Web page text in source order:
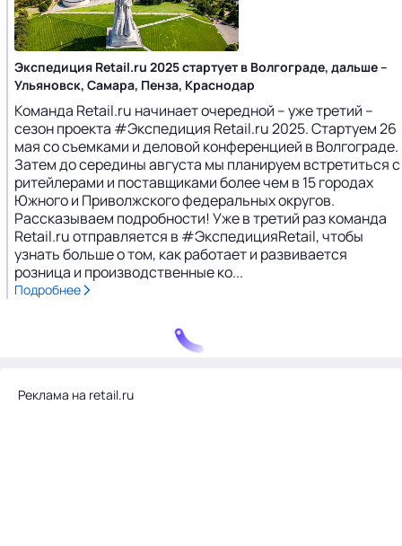
Экспедиция Retail.ru 2025 стартует в Волгограде, дальше –
Ульяновск, Самара, Пенза, Краснодар
Команда Retail.ru начинает очередной – уже третий –
сезон проекта #Экспедиция Retail.ru 2025. Стартуем 26
мая со съемками и деловой конференцией в Волгограде.
Затем до середины августа мы планируем встретиться с
ритейлерами и поставщиками более чем в 15 городах
Южного и Приволжского федеральных округов.
Рассказываем подробности! Уже в третий раз команда
Retail.ru отправляется в #ЭкспедицияRetail, чтобы
узнать больше о том, как работает и развивается
розница и производственные ко...
Подробнее
Реклама на retail.ru